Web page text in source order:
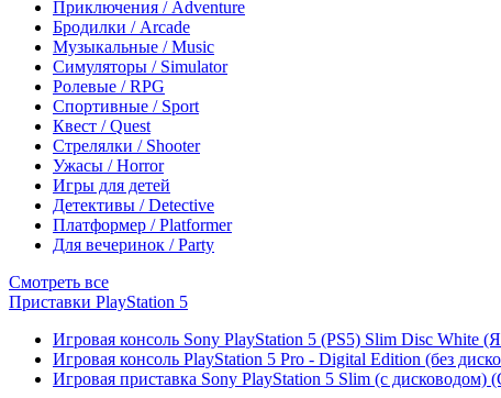
Приключения / Adventure
Бродилки / Arcade
Музыкальные / Music
Симуляторы / Simulator
Ролевые / RPG
Спортивные / Sport
Квест / Quest
Стрелялки / Shooter
Ужасы / Horror
Игры для детей
Детективы / Detective
Платформер / Platformer
Для вечеринок / Party
Смотреть все
Приставки PlayStation 5
Игровая консоль Sony PlayStation 5 (PS5) Slim Disc White
Игровая консоль PlayStation 5 Pro - Digital Edition (без
Игровая приставка Sony PlayStation 5 Slim (с дисководом)